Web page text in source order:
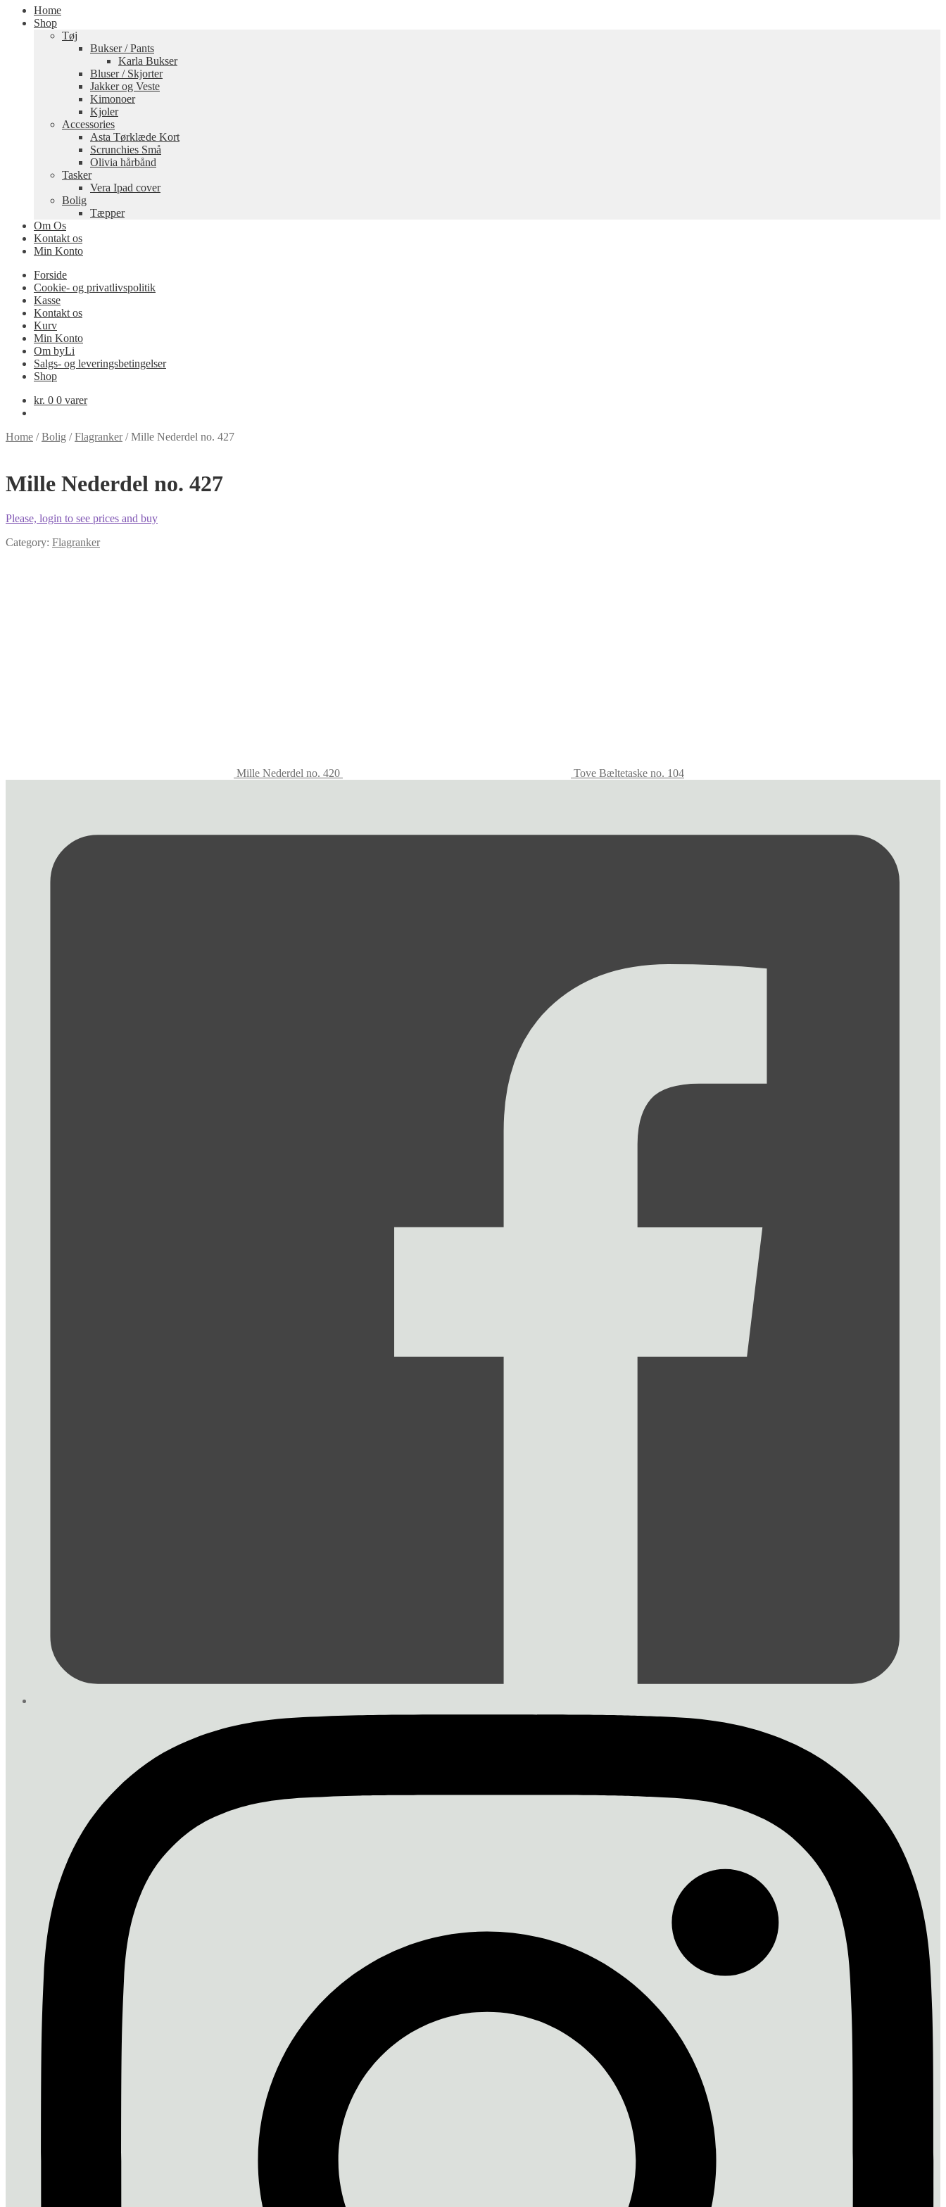
Home
Shop
Tøj
Bukser / Pants
Karla Bukser
Bluser / Skjorter
Jakker og Veste
Kimonoer
Kjoler
Accessories
Asta Tørklæde Kort
Scrunchies Små
Olivia hårbånd
Tasker
Vera Ipad cover
Bolig
Tæpper
Om Os
Kontakt os
Min Konto
Forside
Cookie- og privatlivspolitik
Kasse
Kontakt os
Kurv
Min Konto
Om byLi
Salgs- og leveringsbetingelser
Shop
kr. 0 0 varer
Home /Bolig /Flagranker/Mille Nederdel no. 427
Mille Nederdel no. 427
Please, login to see prices and buy
Category: Flagranker
Mille Nederdel no. 420 Tove Bæltetaske no. 104